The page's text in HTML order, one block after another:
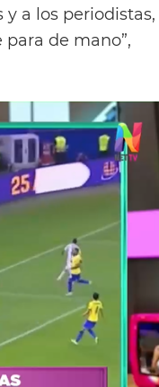
y a los periodistas,
de mano”,